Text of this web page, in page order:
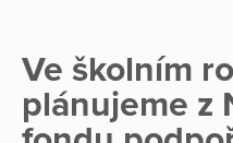
Ve školním
plánujeme z